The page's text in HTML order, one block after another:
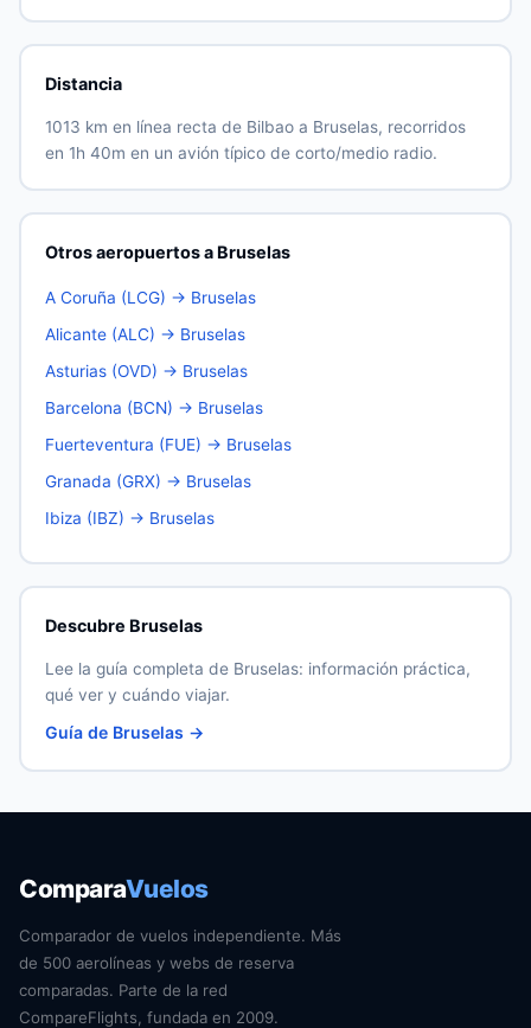
Distancia
1013 km en línea recta de Bilbao a Bruselas, recorridos
en 1h 40m en un avión típico de corto/medio radio.
Otros aeropuertos a Bruselas
A Coruña (LCG) → Bruselas
Alicante (ALC) → Bruselas
Asturias (OVD) → Bruselas
Barcelona (BCN) → Bruselas
Fuerteventura (FUE) → Bruselas
Granada (GRX) → Bruselas
Ibiza (IBZ) → Bruselas
Descubre Bruselas
Lee la guía completa de Bruselas: información práctica,
qué ver y cuándo viajar.
Guía de Bruselas →
ComparaVuelos
Comparador de vuelos independiente. Más
de 500 aerolíneas y webs de reserva
comparadas. Parte de la red
CompareFlights, fundada en 2009.